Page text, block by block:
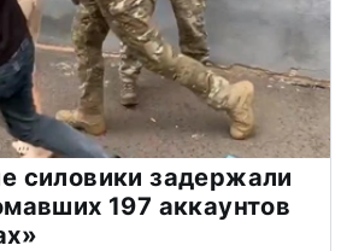
силовики задержали
197 аккаунтов